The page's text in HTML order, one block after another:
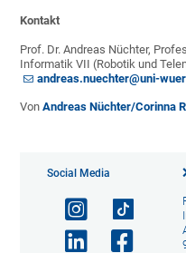
Kontakt
Prof. Dr. Andreas Nüchter,
Informatik VII (Robotik und
andreas.nuechter@uni-
VonAndreas Nüchter/Corinna
Social Media